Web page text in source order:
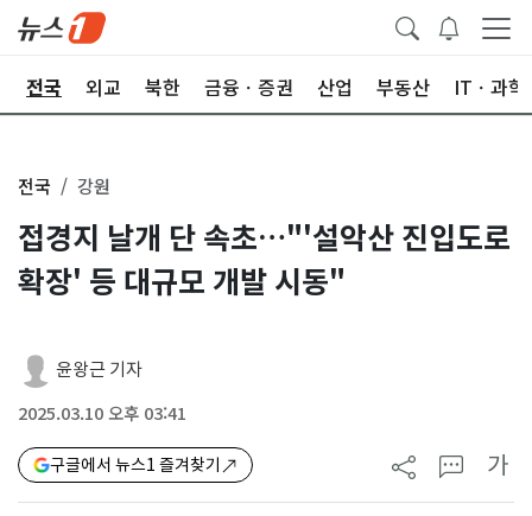
전국 외교 북한 금융ㆍ증권 산업 부동산 ITㆍ과학
전국 강원
접경지 날개 단 속초…"'설악산 진입도로
확장' 등 대규모 개발 시동"
윤왕근 기자
2025.03.10 오후 03:41
구글에서 뉴스1 즐겨찾기 가